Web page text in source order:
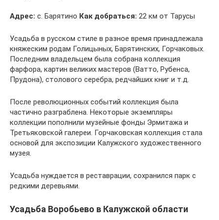
Адрес: с. Барятино Как добраться: 22 км от Тарусы
Усадьба в русском стиле в разное время принадлежала
княжеским родам Голицыных, Барятинских, Горчаковых.
Последним владельцем была собрана коллекция
фарфора, картин великих мастеров (Ватто, Рубенса,
Прудона), столового серебра, редчайших книг и т.д.
После революционных событий коллекция была
частично разграблена. Некоторые экземпляры
коллекции пополнили музейные фонды Эрмитажа и
Третьяковской галереи. Горчаковская коллекция стала
основой для экспозиции Калужского художественного
музея.
Усадьба нуждается в реставрации, сохранился парк с
редкими деревьями.
Усадьба Воробьево в Калужской области